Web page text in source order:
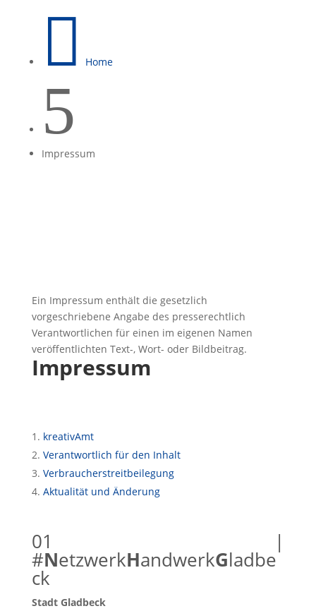
 Home
5
Impressum
Ein Impressum enthält die gesetzlich
vorgeschriebene Angabe des presserechtlich
Verantwortlichen für einen im eigenen Namen
veröffentlichten Text-, Wort- oder Bildbeitrag.
Impressum
kreativAmt
Verantwortlich für den Inhalt
Verbraucherstreitbeilegung
Aktualität und Änderung
01 |
#NetzwerkHandwerkGladbe
ck
Stadt Gladbeck